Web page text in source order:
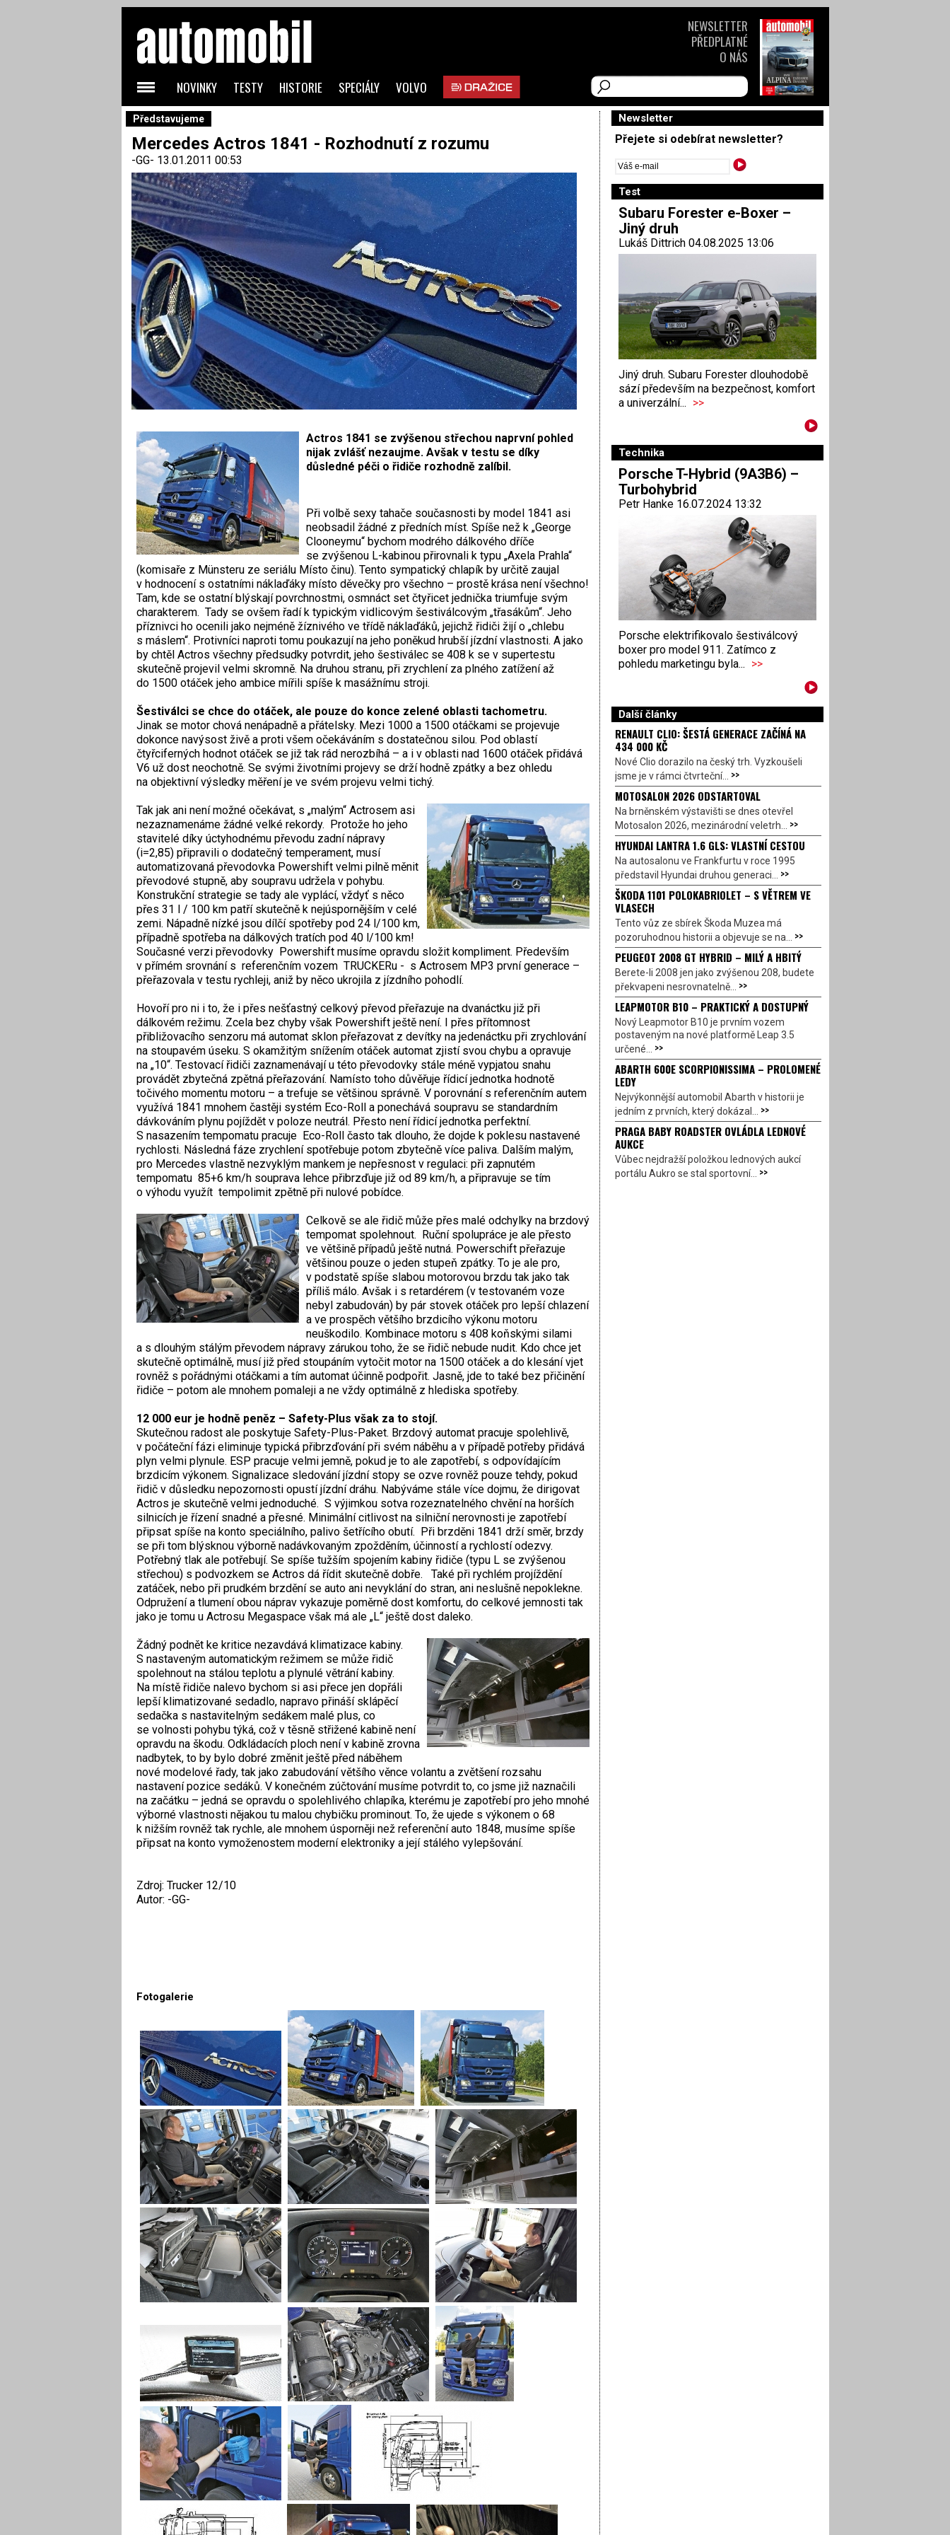
Představujeme
Mercedes Actros 1841 - Rozhodnutí z rozumu
-GG- 13.01.2011 00:53
Actros 1841 se zvýšenou střechou naprvní pohled
nijak zvlášť nezaujme. Avšak v testu se díky
důsledné péči o řidiče rozhodně zalíbil.
Při volbě sexy tahače současnosti by model 1841 asi
neobsadil žádné z předních míst. Spíše než k „George
Clooneymu“ bychom modrého dálkového dříče
se zvýšenou L-kabinou přirovnali k typu „Axela Prahla“
(komisaře z Münsteru ze seriálu Místo činu). Tento sympatický chlapík by určitě zaujal
v hodnocení s ostatními náklaďáky místo děvečky pro všechno – prostě krása není všechno!
Tam, kde se ostatní blýskají povrchnostmi, osmnáct set čtyřicet jednička triumfuje svým
charakterem. Tady se ovšem řadí k typickým vidlicovým šestiválcovým „třasákům“. Jeho
příznivci ho ocenili jako nejméně žíznivého ve třídě náklaďáků, jejichž řidiči žijí o „chlebu
s máslem“. Protivníci naproti tomu poukazují na jeho poněkud hrubší jízdní vlastnosti. A jako
by chtěl Actros všechny předsudky potvrdit, jeho šestiválec se 408 k se v supertestu
skutečně projevil velmi skromně. Na druhou stranu, při zrychlení za plného zatížení až
do 1500 otáček jeho ambice mířili spíše k masážnímu stroji.
Šestiválci se chce do otáček, ale pouze do konce zelené oblasti tachometru.
Jinak se motor chová nenápadně a přátelsky. Mezi 1000 a 1500 otáčkami se projevuje
dokonce navýsost živě a proti všem očekáváním s dostatečnou silou. Pod oblastí
čtyřciferných hodnot otáček se již tak rád nerozbíhá – a i v oblasti nad 1600 otáček přidává
V6 už dost neochotně. Se svými životními projevy se drží hodně zpátky a bez ohledu
na objektivní výsledky měření je ve svém projevu velmi tichý.
Tak jak ani není možné očekávat, s „malým“ Actrosem asi
nezaznamenáme žádné velké rekordy. Protože ho jeho
stavitelé díky úctyhodnému převodu zadní nápravy
(i=2,85) připravili o dodatečný temperament, musí
automatizovaná převodovka Powershift velmi pilně měnit
převodové stupně, aby soupravu udržela v pohybu.
Konstrukční strategie se tady ale vyplácí, vždyť s něco
přes 31 l / 100 km patří skutečně k nejúspornějším v celé
zemi. Nápadně nízké jsou dílčí spotřeby pod 24 l/100 km,
případně spotřeba na dálkových tratích pod 40 l/100 km!
Současné verzi převodovky Powershift musíme opravdu složit kompliment. Především
v přímém srovnání s referenčním vozem TRUCKERu - s Actrosem MP3 první generace –
přeřazovala v testu rychleji, aniž by něco ukrojila z jízdního pohodlí.
Hovoří pro ni i to, že i přes nešťastný celkový převod přeřazuje na dvanáctku již při
dálkovém režimu. Zcela bez chyby však Powershift ještě není. I přes přítomnost
přibližovacího senzoru má automat sklon přeřazovat z devítky na jedenáctku při zrychlování
na stoupavém úseku. S okamžitým snížením otáček automat zjistí svou chybu a opravuje
na „10“. Testovací řidiči zaznamenávají u této převodovky stále méně vypjatou snahu
provádět zbytečná zpětná přeřazování. Namísto toho důvěřuje řídicí jednotka hodnotě
točivého momentu motoru – a trefuje se většinou správně. V porovnání s referenčním autem
využívá 1841 mnohem častěji systém Eco-Roll a ponechává soupravu se standardním
dávkováním plynu pojíždět v poloze neutrál. Přesto není řídicí jednotka perfektní.
S nasazením tempomatu pracuje Eco-Roll často tak dlouho, že dojde k poklesu nastavené
rychlosti. Následná fáze zrychlení spotřebuje potom zbytečně více paliva. Dalším malým,
pro Mercedes vlastně nezvyklým mankem je nepřesnost v regulaci: při zapnutém
tempomatu 85+6 km/h souprava lehce přibrzďuje již od 89 km/h, a připravuje se tím
o výhodu využít tempolimit zpětně při nulové pobídce.
Celkově se ale řidič může přes malé odchylky na brzdový
tempomat spolehnout. Ruční spolupráce je ale přesto
ve většině případů ještě nutná. Powerschift přeřazuje
většinou pouze o jeden stupeň zpátky. To je ale pro,
v podstatě spíše slabou motorovou brzdu tak jako tak
příliš málo. Avšak i s retardérem (v testovaném voze
nebyl zabudován) by pár stovek otáček pro lepší chlazení
a ve prospěch většího brzdicího výkonu motoru
neuškodilo. Kombinace motoru s 408 koňskými silami
a s dlouhým stálým převodem nápravy zárukou toho, že se řidič nebude nudit. Kdo chce jet
skutečně optimálně, musí již před stoupáním vytočit motor na 1500 otáček a do klesání vjet
rovněž s pořádnými otáčkami a tím automat účinně podpořit. Jasně, jde to také bez přičinění
řidiče – potom ale mnohem pomaleji a ne vždy optimálně z hlediska spotřeby.
12 000 eur je hodně peněz – Safety-Plus však za to stojí.
Skutečnou radost ale poskytuje Safety-Plus-Paket. Brzdový automat pracuje spolehlivě,
v počáteční fázi eliminuje typická přibrzďování při svém náběhu a v případě potřeby přidává
plyn velmi plynule. ESP pracuje velmi jemně, pokud je to ale zapotřebí, s odpovídajícím
brzdicím výkonem. Signalizace sledování jízdní stopy se ozve rovněž pouze tehdy, pokud
řidič v důsledku nepozornosti opustí jízdní dráhu. Nabýváme stále více dojmu, že dirigovat
Actros je skutečně velmi jednoduché. S výjimkou sotva rozeznatelného chvění na horších
silnicích je řízení snadné a přesné. Minimální citlivost na silniční nerovnosti je zapotřebí
připsat spíše na konto speciálního, palivo šetřícího obutí. Při brzděni 1841 drží směr, brzdy
se při tom blýsknou výborně nadávkovaným zpožděním, účinností a rychlostí odezvy.
Potřebný tlak ale potřebují. Se spíše tužším spojením kabiny řidiče (typu L se zvýšenou
střechou) s podvozkem se Actros dá řídit skutečně dobře. Také při rychlém projíždění
zatáček, nebo při prudkém brzdění se auto ani nevyklání do stran, ani neslušně nepoklekne.
Odpružení a tlumení obou náprav vykazuje poměrně dost komfortu, do celkové jemnosti tak
jako je tomu u Actrosu Megaspace však má ale „L“ ještě dost daleko.
Žádný podnět ke kritice nezavdává klimatizace kabiny.
S nastaveným automatickým režimem se může řidič
spolehnout na stálou teplotu a plynulé větrání kabiny.
Na místě řidiče nalevo bychom si asi přece jen dopřáli
lepší klimatizované sedadlo, napravo přináší sklápěcí
sedačka s nastavitelným sedákem malé plus, co
se volnosti pohybu týká, což v těsně střižené kabině není
opravdu na škodu. Odkládacích ploch není v kabině zrovna
nadbytek, to by bylo dobré změnit ještě před náběhem
nové modelové řady, tak jako zabudování většího věnce volantu a zvětšení rozsahu
nastavení pozice sedáků. V konečném zúčtování musíme potvrdit to, co jsme již naznačili
na začátku – jedná se opravdu o spolehlivého chlapíka, kterému je zapotřebí pro jeho mnohé
výborné vlastnosti nějakou tu malou chybičku prominout. To, že ujede s výkonem o 68
k nižším rovněž tak rychle, ale mnohem úsporněji než referenční auto 1848, musíme spíše
připsat na konto vymoženostem moderní elektroniky a její stálého vylepšování.
Zdroj: Trucker 12/10
Autor: -GG-
Fotogalerie
Newsletter
Přejete si odebírat newsletter?
Test
Subaru Forester e-Boxer –
Jiný druh
Lukáš Dittrich 04.08.2025 13:06
Jiný druh. Subaru Forester dlouhodobě
sází především na bezpečnost, komfort
a univerzální... >>
Technika
Porsche T-Hybrid (9A3B6) –
Turbohybrid
Petr Hanke 16.07.2024 13:32
Porsche elektrifikovalo šestiválcový
boxer pro model 911. Zatímco z
pohledu marketingu byla... >>
Další články
RENAULT CLIO: ŠESTÁ GENERACE ZAČÍNÁ NA
434 000 KČ
Nové Clio dorazilo na český trh. Vyzkoušeli
jsme je v rámci čtvrteční... >>
MOTOSALON 2026 ODSTARTOVAL
Na brněnském výstavišti se dnes otevřel
Motosalon 2026, mezinárodní veletrh... >>
HYUNDAI LANTRA 1.6 GLS: VLASTNÍ CESTOU
Na autosalonu ve Frankfurtu v roce 1995
představil Hyundai druhou generaci... >>
ŠKODA 1101 POLOKABRIOLET – S VĚTREM VE
VLASECH
Tento vůz ze sbírek Škoda Muzea má
pozoruhodnou historii a objevuje se na... >>
PEUGEOT 2008 GT HYBRID – MILÝ A HBITÝ
Berete-li 2008 jen jako zvýšenou 208, budete
překvapeni nesrovnatelně... >>
LEAPMOTOR B10 – PRAKTICKÝ A DOSTUPNÝ
Nový Leapmotor B10 je prvním vozem
postaveným na nové platformě Leap 3.5
určené... >>
ABARTH 600E SCORPIONISSIMA – PROLOMENÉ
LEDY
Nejvýkonnější automobil Abarth v historii je
jedním z prvních, který dokázal... >>
PRAGA BABY ROADSTER OVLÁDLA LEDNOVÉ
AUKCE
Vůbec nejdražší položkou lednových aukcí
portálu Aukro se stal sportovní... >>
NOVINKY TESTY HISTORIE SPECIÁLY VOLVO
NEWSLETTER
PŘEDPLATNÉ
O NÁS